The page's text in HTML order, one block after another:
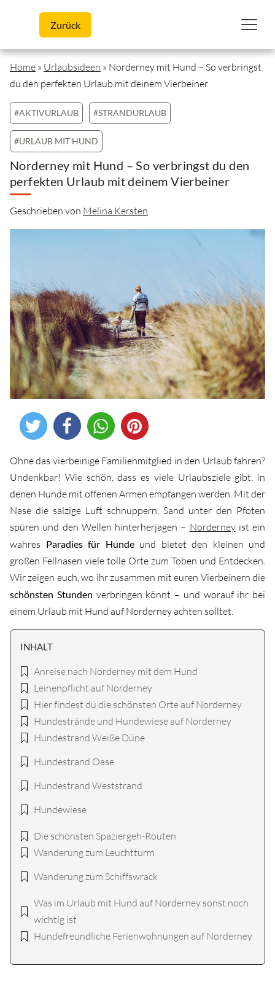
Zurück
Home » Urlaubsideen » Norderney mit Hund – So verbringst
du den perfekten Urlaub mit deinem Vierbeiner
#AKTIVURLAUB #STRANDURLAUB
#URLAUB MIT HUND
Norderney mit Hund – So verbringst du den
perfekten Urlaub mit deinem Vierbeiner
Geschrieben von Melina Kersten
Ohne das vierbeinige Familienmitglied in den Urlaub fahren?
Undenkbar! Wie schön, dass es viele Urlaubsziele gibt, in
denen Hunde mit offenen Armen empfangen werden. Mit der
Nase die salzige Luft schnuppern, Sand unter den Pfoten
spüren und den Wellen hinterherjagen – Norderneyist ein
wahres Paradies für Hundeund bietet den kleinen und
großen Fellnasen viele tolle Orte zum Toben und Entdecken.
Wir zeigen euch, wo ihr zusammen mit euren Vierbeinern die
schönsten Stunden verbringen könnt – und worauf ihr bei
einem Urlaub mit Hund auf Norderney achten solltet.
INHALT
Anreise nach Norderney mit dem Hund
Leinenpflicht auf Norderney
Hier findest du die schönsten Orte auf Norderney
Hundestrände und Hundewiese auf Norderney
Hundestrand Weiße Düne
Hundestrand Oase
Hundestrand Weststrand
Hundewiese
Die schönsten Spaziergeh-Routen
Wanderung zum Leuchtturm
Wanderung zum Schiffswrack
Was im Urlaub mit Hund auf Norderney sonst noch
wichtig ist
Hundefreundliche Ferienwohnungen auf Norderney